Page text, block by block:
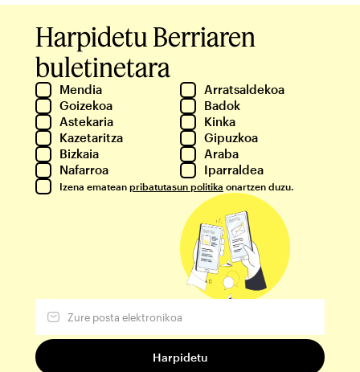
Harpidetu Berriaren
buletinetara
Mendia
Arratsaldekoa
Goizekoa
Badok
Astekaria
Kinka
Kazetaritza
Gipuzkoa
Bizkaia
Araba
Nafarroa
Iparraldea
Izena ematean pribatutasun politika onartzen duzu.